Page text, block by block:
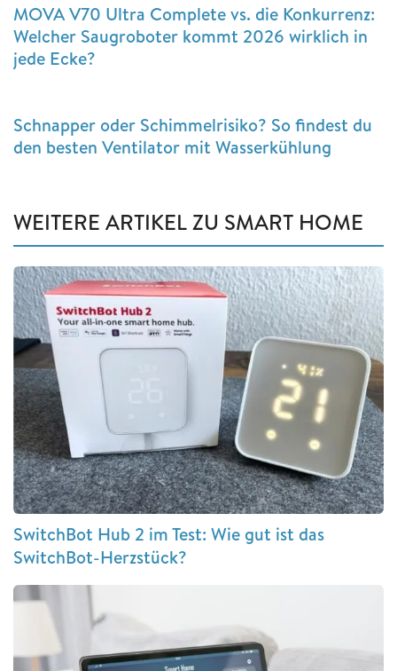
MOVA V70 Ultra Complete vs. die Konkurrenz:
Welcher Saugroboter kommt 2026 wirklich in
jede Ecke?
Schnapper oder Schimmelrisiko? So findest du
den besten Ventilator mit Wasserkühlung
WEITERE ARTIKEL ZU SMART HOME
SwitchBot Hub 2 im Test: Wie gut ist das
SwitchBot-Herzstück?